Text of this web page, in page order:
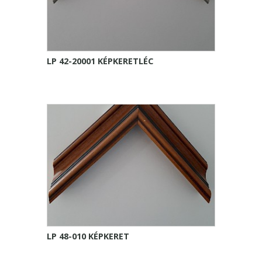
LP 42-20001 KÉPKERETLÉC
LP 48-010 KÉPKERET